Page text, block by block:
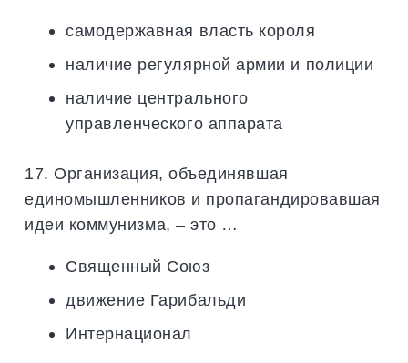
самодержавная власть короля
наличие регулярной армии и полиции
наличие центрального
управленческого аппарата
17. Организация, объединявшая
единомышленников и пропагандировавшая
идеи коммунизма, – это …
Священный Союз
движение Гарибальди
Интернационал